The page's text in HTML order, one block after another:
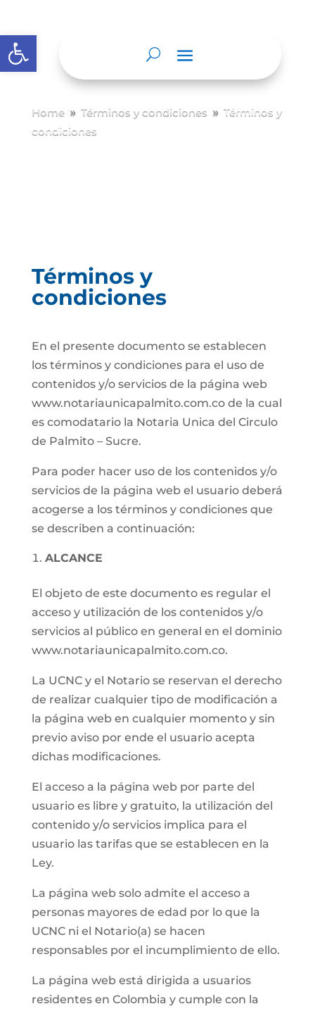
Abrir barra de herramientas
Home 9 Términos y condiciones 9 Términos y
condiciones
Términos y
condiciones
En el presente documento se establecen
los términos y condiciones para el uso de
contenidos y/o servicios de la página web
www.notariaunicapalmito.com.co de la cual
es comodatario la Notaria Unica del Circulo
de Palmito – Sucre.
Para poder hacer uso de los contenidos y/o
servicios de la página web el usuario deberá
acogerse a los términos y condiciones que
se describen a continuación:
ALCANCE
El objeto de este documento es regular el
acceso y utilización de los contenidos y/o
servicios al público en general en el dominio
www.notariaunicapalmito.com.co.
La UCNC y el Notario se reservan el derecho
de realizar cualquier tipo de modificación a
la página web en cualquier momento y sin
previo aviso por ende el usuario acepta
dichas modificaciones.
El acceso a la página web por parte del
usuario es libre y gratuito, la utilización del
contenido y/o servicios implica para el
usuario las tarifas que se establecen en la
Ley.
La página web solo admite el acceso a
personas mayores de edad por lo que la
UCNC ni el Notario(a) se hacen
responsables por el incumplimiento de ello.
La página web está dirigida a usuarios
residentes en Colombia y cumple con la